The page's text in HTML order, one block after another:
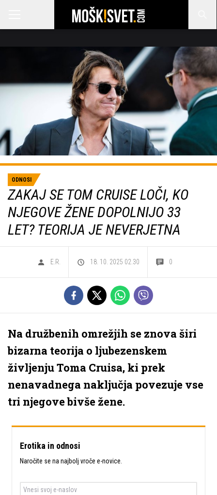
ODNOSI
ZAKAJ SE TOM CRUISE LOČI, KO
NJEGOVE ŽENE DOPOLNIJO 33
LET? TEORIJA JE NEVERJETNA
E.R. 18. 10. 2025 02.30 0
Na družbenih omrežjih se znova širi
bizarna teorija o ljubezenskem
življenju Toma Cruisa, ki prek
nenavadnega naključja povezuje vse
tri njegove bivše žene.
Erotika in odnosi
Naročite se na najbolj vroče e-novice.